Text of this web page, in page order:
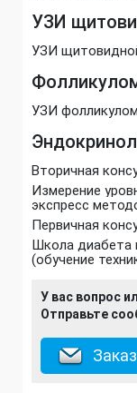
УЗИ
УЗИ
УЗИ
Вторичная
Измерение
экспресс
Первичная
Школа диабета
(обучение
У вас вопрос
Отправьте